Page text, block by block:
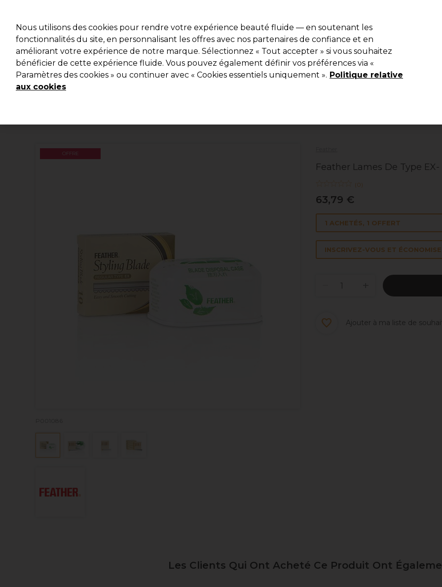
Rechercher
Marques
Bons plans 🌟 Coiffure Electro et Matériel Beauté Equipement de salon Hommes
Livraison le lendemain*
Après expédition, du lundi au vendredi
Livraison Gratuite
Feather Lames De Type
(0)
63,79 €
OFFRE
1 ACHETÉS, 1 OFFERT
INSCRIVEZ-VOUS ET
Ajouter à ma liste de
Les Clients Qui Ont Acheté Ce Produit Ont
Nous utilisons des cookies pour rendre votre expérience beauté fluide — en soutenant les
fonctionnalités du site, en personnalisant les offres avec nos partenaires de confiance et en
améliorant votre expérience de notre marque. Sélectionnez « Tout accepter » si vous souhaitez
bénéficier de cette expérience fluide. Vous pouvez également définir vos préférences via «
Paramètres des cookies » ou continuer avec « Cookies essentiels uniquement ». Politique relative
aux cookies